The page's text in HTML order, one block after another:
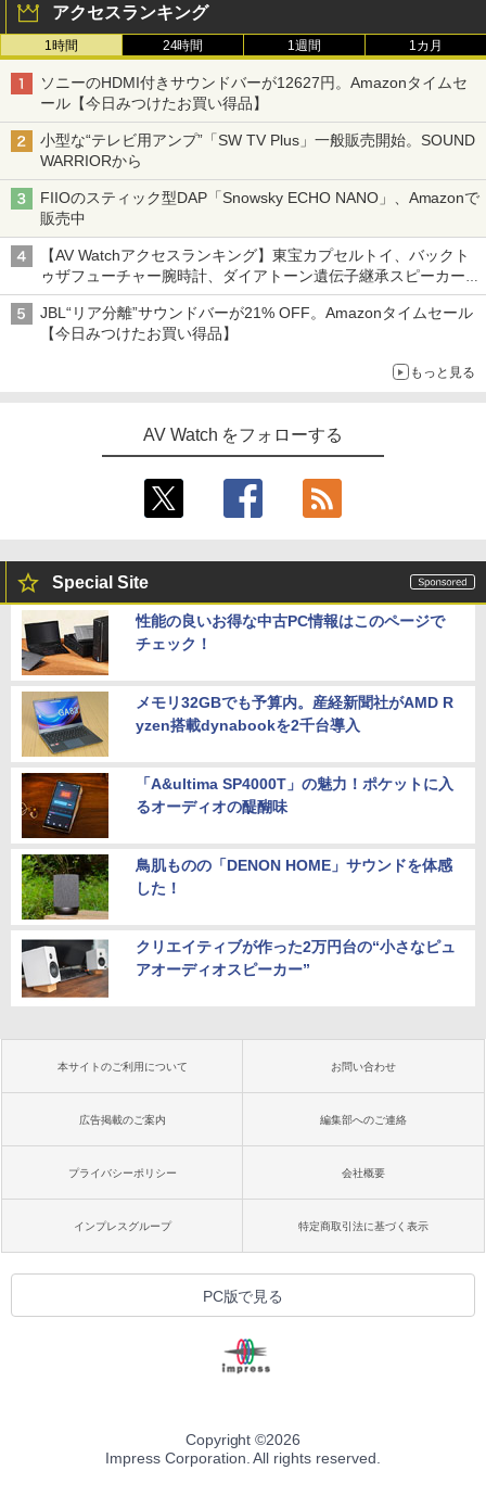
アクセスランキング
1時間 24時間 1週間 1カ月
ソニーのHDMI付きサウンドバーが12627円。Amazonタイムセ
ール【今日みつけたお買い得品】
小型な“テレビ用アンプ”「SW TV Plus」一般販売開始。SOUND
WARRIORから
FIIOのスティック型DAP「Snowsky ECHO NANO」、Amazonで
販売中
【AV Watchアクセスランキング】東宝カプセルトイ、バックト
ゥザフューチャー腕時計、ダイアトーン遺伝子継承スピーカー
('26年8月3日～9日)
JBL“リア分離”サウンドバーが21% OFF。Amazonタイムセール
【今日みつけたお買い得品】
もっと見る
AV Watch をフォローする
Special Site
性能の良いお得な中古PC情報はこのページで
チェック！
メモリ32GBでも予算内。産経新聞社がAMD R
yzen搭載dynabookを2千台導入
「A&ultima SP4000T」の魅力！ポケットに入
るオーディオの醍醐味
鳥肌ものの「DENON HOME」サウンドを体感
した！
クリエイティブが作った2万円台の“小さなピュ
アオーディオスピーカー”
本サイトのご利用について お問い合わせ
広告掲載のご案内 編集部へのご連絡
プライバシーポリシー 会社概要
インプレスグループ 特定商取引法に基づく表示
PC版で見る
Copyright ©2026
Impress Corporation. All rights reserved.